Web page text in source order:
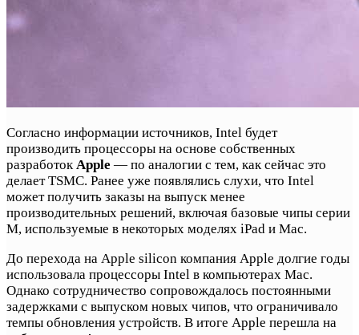
Согласно информации источников, Intel будет
производить процессоры на основе собственных
разработокApple — по аналогии с тем, как сейчас это
делает TSMC. Ранее уже появлялись слухи, что Intel
может получить заказы на выпуск менее
производительных решений, включая базовые чипы серии
M, используемые в некоторых моделях iPad и Mac.
До перехода на Apple silicon компания Apple долгие годы
использовала процессоры Intel в компьютерах Mac.
Однако сотрудничество сопровождалось постоянными
задержками с выпуском новых чипов, что ограничивало
темпы обновления устройств. В итоге Apple перешла на